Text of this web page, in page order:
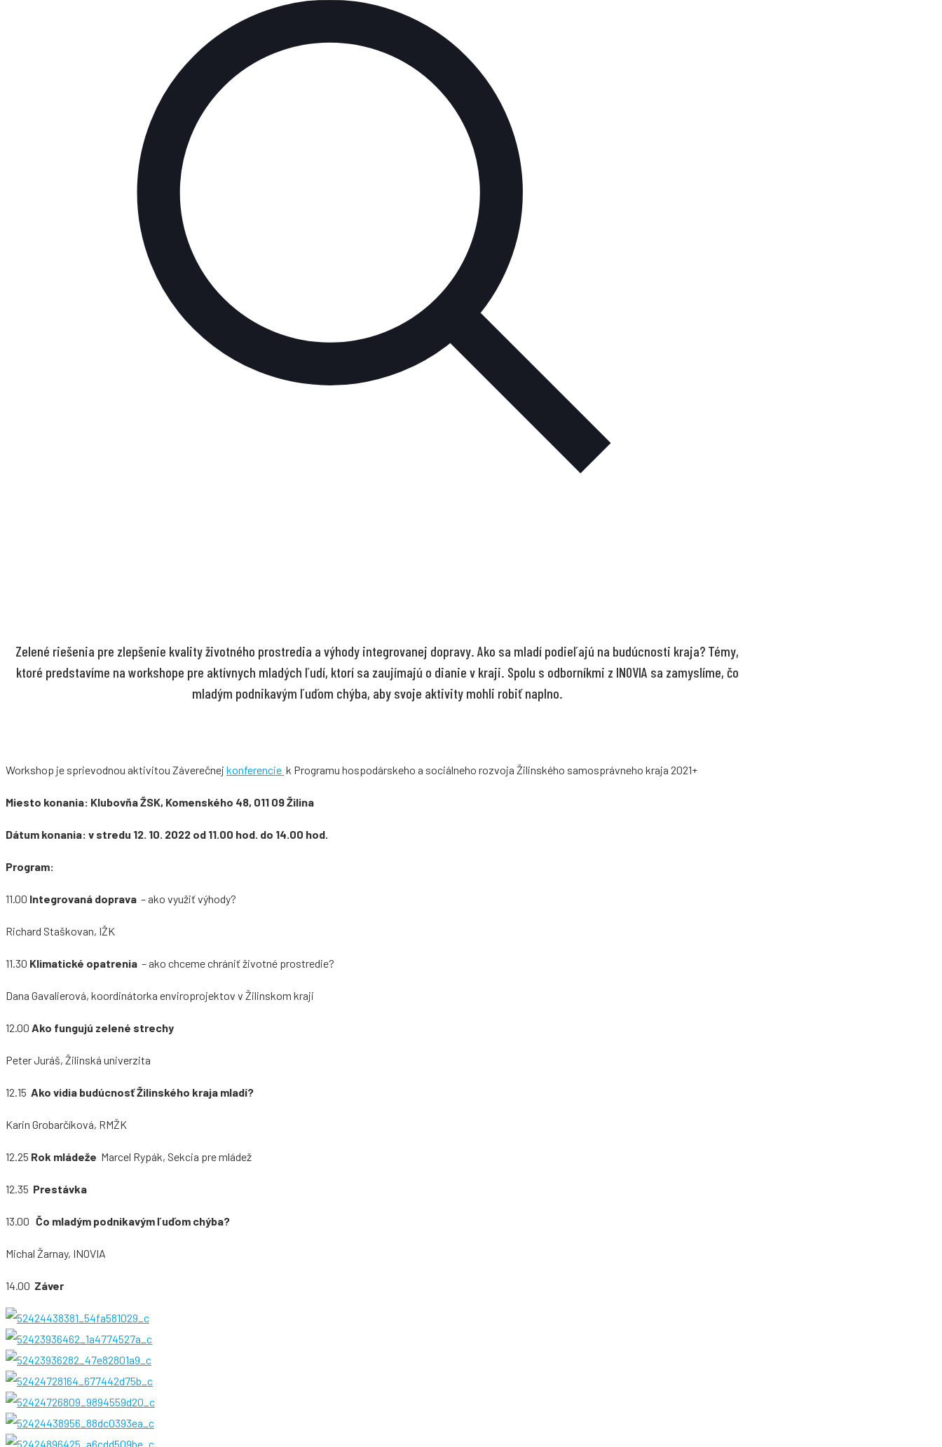
Zelené riešenia pre zlepšenie kvality životného prostredia a výhody integrovanej dopravy. Ako sa mladí podieľajú na budúcnosti kraja? Témy,
ktoré predstavíme na workshope pre aktívnych mladých ľudí, ktorí sa zaujímajú o dianie v kraji. Spolu s odborníkmi z INOVIA sa zamyslíme, čo
mladým podnikavým ľuďom chýba, aby svoje aktivity mohli robiť naplno.
Workshop je sprievodnou aktivitou Záverečnej konferencie k Programu hospodárskeho a sociálneho rozvoja Žilinského samosprávneho kraja 2021+
Miesto konania: Klubovňa ŽSK, Komenského 48, 011 09 Žilina
Dátum konania: v stredu 12. 10. 2022 od 11.00 hod. do 14.00 hod.
Program:
11.00 Integrovaná doprava – ako využiť výhody?
Richard Staškovan, IŽK
11.30 Klimatické opatrenia – ako chceme chrániť životné prostredie?
Dana Gavalierová, koordinátorka enviroprojektov v Žilinskom kraji
12.00 Ako fungujú zelené strechy
Peter Juráš, Žilinská univerzita
12.15 Ako vidia budúcnosť Žilinského kraja mladí?
Karin Grobarčíková, RMŽK
12.25 Rok mládeže Marcel Rypák, Sekcia pre mládež
12.35 Prestávka
13.00 Čo mladým podnikavým ľuďom chýba?
Michal Žarnay, INOVIA
14.00 Záver